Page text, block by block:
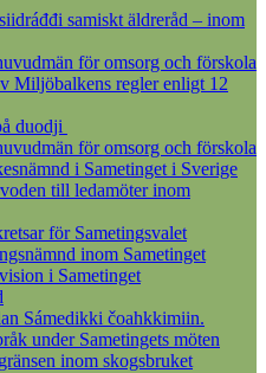
samiskt äldreråd – inom
för omsorg och förskola
Miljöbalkens regler enligt 12
duodji
för omsorg och förskola
i Sametinget i Sverige
till ledamöter inom
för Sametingsvalet
inom Sametinget
i Sametinget
Sámedikki čoahkkimiin.
under Sametingets möten
inom skogsbruket